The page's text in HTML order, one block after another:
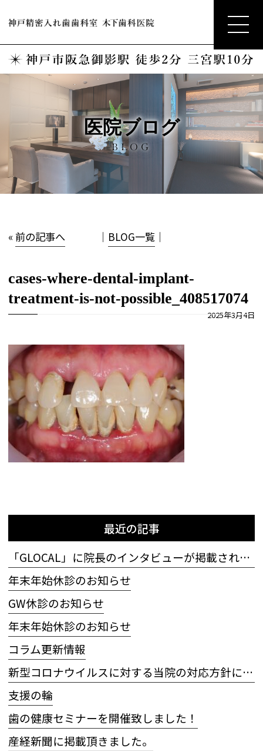
医院ブログ
BLOG
«前の記事へ │ BLOG一覧 │
cases-where-dental-implant-
treatment-is-not-possible_408517074
2025年3月4日
最近の記事
「GLOCAL」に院長のインタビューが掲載されました
年末年始休診のお知らせ
GW休診のお知らせ
年末年始休診のお知らせ
コラム更新情報
新型コロナウイルスに対する当院の対応方針について
支援の輪
歯の健康セミナーを開催致しました！
産経新聞に掲載頂きました。